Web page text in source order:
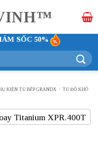
SỐC 50%
KIỆN TỦ BẾP GRANDX / TỦ ĐỒ KHÔ